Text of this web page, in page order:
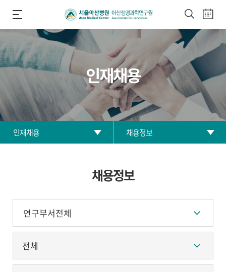
인재채용
인재채용
연구부서
정보광장
인재채용
채용정보
채용정보